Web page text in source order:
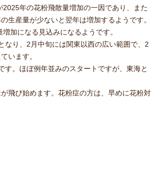
年の花粉飛散量増加の一因であり、また
生産量が少ないと翌年は増加するようです。
加になる見込みになるようです。
なり、2月中旬には関東以西の広い範囲で、2
います。
。ほぼ例年並みのスタートですが、東海と
飛び始めます。花粉症の方は、早めに花粉対